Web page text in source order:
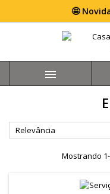
🤩

Relevância
Mostrando